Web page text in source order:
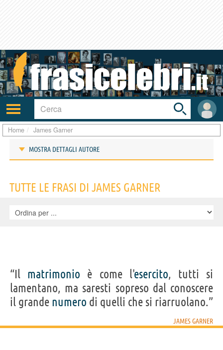
Attiva/disattiva
navigazione
User
area
Toggle
search
bar
Home James Garner
MOSTRA DETTAGLI AUTORE
IDENTIKIT E DATI ANAGRAFICI
Nome
Cognome Bumgarner
Pseudonimo James Garner
Nato 7 aprile 1928
Morto
Nazionalità statunitense
TUTTE LE FRASI DI JAMES GARNER
“Il matrimonio è come l'esercito, tutti si
lamentano, ma saresti sopreso dal conoscere
il grande numero di quelli che si riarruolano.”
JAMES GARNER